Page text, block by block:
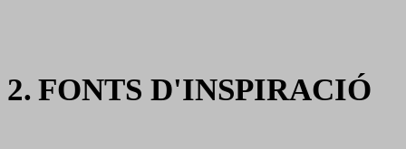
2. FONTS D'INSPIRACIÓ